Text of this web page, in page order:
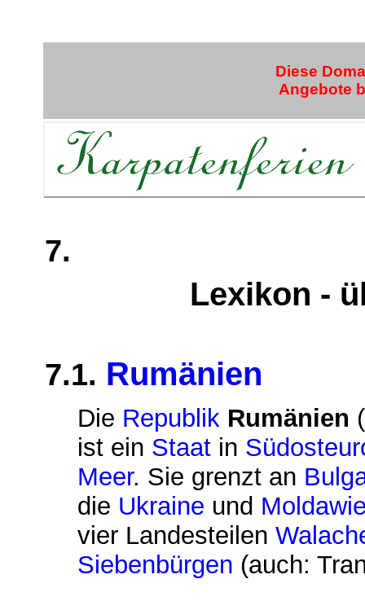
Diese
Angebote
7.
Lexikon -
7.1. Rumänien
Die Republik Rumänien
ist ein Staat in
Meer. Sie grenzt an
die Ukraine und
vier Landesteilen
Siebenbürgen (auch: